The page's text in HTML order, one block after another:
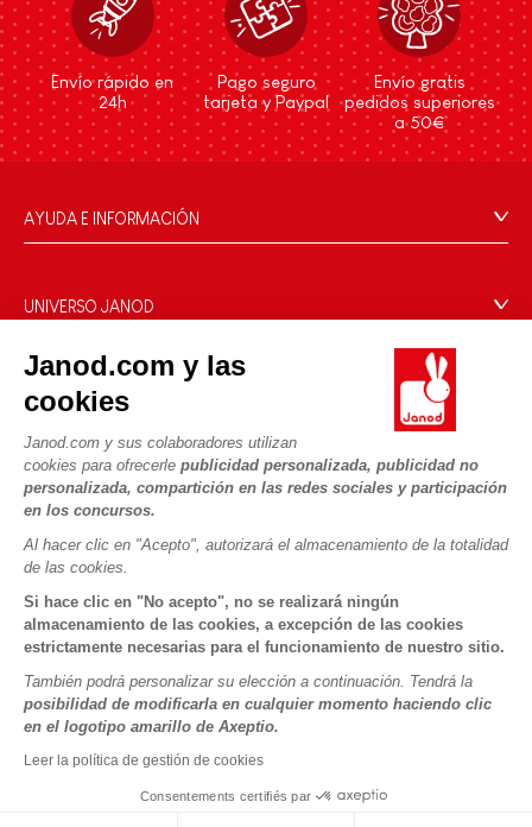
Janod.com y las
cookies
Janod.com y sus colaboradores utilizan
cookies para ofrecerle publicidad personalizada, publicidad no
personalizada, compartición en las redes sociales y participación
en los concursos.
Al hacer clic en "Acepto", autorizará el almacenamiento de la totalidad
de las cookies.
Si hace clic en "No acepto", no se realizará ningún
almacenamiento de las cookies, a excepción de las cookies
estrictamente necesarias para el funcionamiento de nuestro sitio.
También podrá personalizar su elección a continuación. Tendrá la
posibilidad de modificarla en cualquier momento haciendo clic
en el logotipo amarillo de Axeptio.
Leer la política de gestión de cookies
Consentements certifiés par
Envío rápido en
24h
Pago seguro
tarjeta y Paypal
Envío gratis
pedidos superiores
a 50€
AYUDA E INFORMACIÓN
Preguntas más frecuentes
Tiendas
Retirada de productos
Datos personales
Cookies
Condiciones de las ofertas
Condiciones de uso #YesJanod
UNIVERSO JANOD
¿Qué es FSC®?
NUESTROS SERVICIOS
Pago seguro
Métodos de envío
Vídeos
Reglas del juego y manuales
Piezas sueltas
Actividades infantiles para descargar
PROFESIONAL
SÍGUENOS
Copyright © 2026 Janod - Todos los derechos reservados -